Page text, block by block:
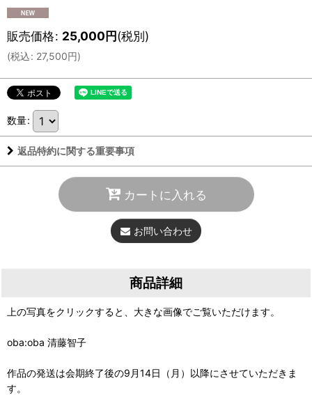
販売価格: 25,000円(税別)
(税込: 27,500円)
数量:
返品特約に関する重要事項
カートに入れる
お問い合わせ
商品詳細
上の写真をクリックすると、大きな画像でご覧いただけます。
oba:oba 清藤智子
作品の発送は会期終了後の9月14日（月）以降にさせていただきま
す。